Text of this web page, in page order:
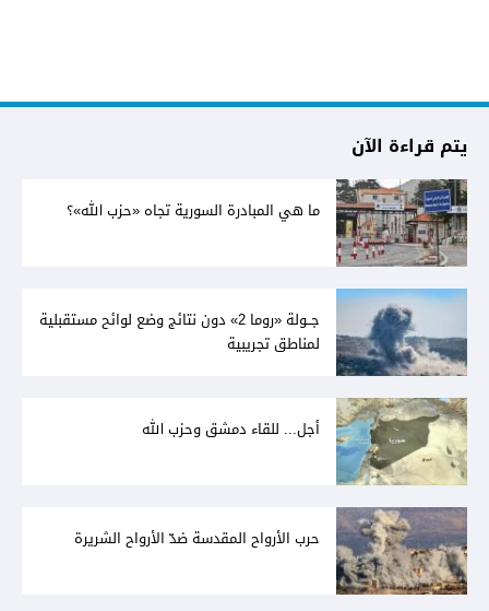
يتم قراءة الآن
ما هي المبادرة السورية تجاه «حزب الله»؟
جــولة «روما 2» دون نتائج وضع لوائح مستقبلية
لمناطق تجريبية
أجل... للقاء دمشق وحزب الله
حرب الأرواح المقدسة ضدّ الأرواح الشريرة